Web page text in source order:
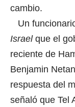
cambio.
Un
Israelque el
reciente de
Benjamin
respuesta del
señaló que Tel